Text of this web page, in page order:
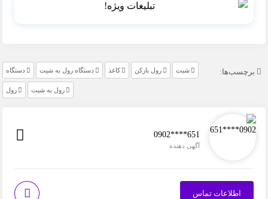
برچسب‌ها: شیت رول بازکن کاغذ دستگاه رول به شیت دستگاه
رول به شیت رول
0902****651
آگهی دهنده
اطلاعات تماس